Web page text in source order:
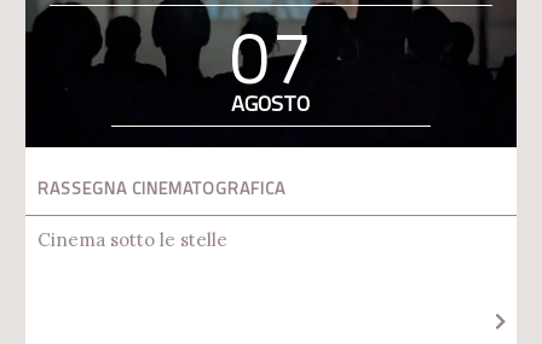
07
AGOSTO
RASSEGNA CINEMATOGRAFICA
Cinema sotto le stelle